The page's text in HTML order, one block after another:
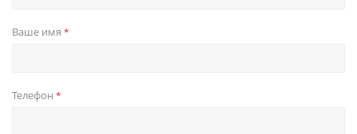
Ваше имя *
Телефон *